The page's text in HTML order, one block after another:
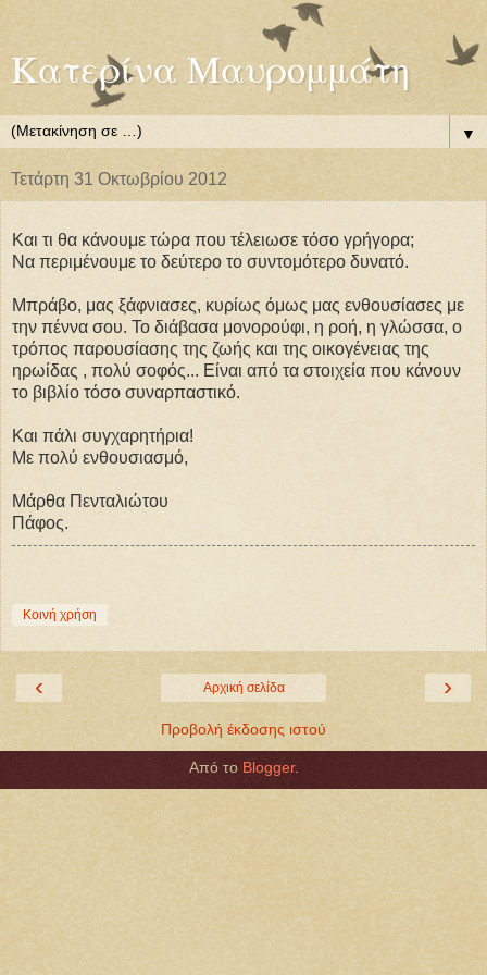
Κατερίνα Μαυρομμάτη
▼
Τετάρτη 31 Οκτωβρίου 2012
Και τι θα κάνουμε τώρα που τέλειωσε τόσο γρήγορα;
Να περιμένουμε το δεύτερο το συντομότερο δυνατό.
Μπράβο, μας ξάφνιασες, κυρίως όμως μας ενθουσίασες με
την πέννα σου. Το διάβασα μονορούφι, η ροή, η γλώσσα, ο
τρόπος παρουσίασης της ζωής και της οικογένειας της
ηρωίδας , πολύ σοφός... Είναι από τα στοιχεία που κάνουν
το βιβλίο τόσο συναρπαστικό.
Και πάλι συγχαρητήρια!
Με πολύ ενθουσιασμό,
Μάρθα Πενταλιώτου
Πάφος.
Κοινή χρήση
‹ ›
Αρχική σελίδα
Προβολή έκδοσης ιστού
Από το Blogger.